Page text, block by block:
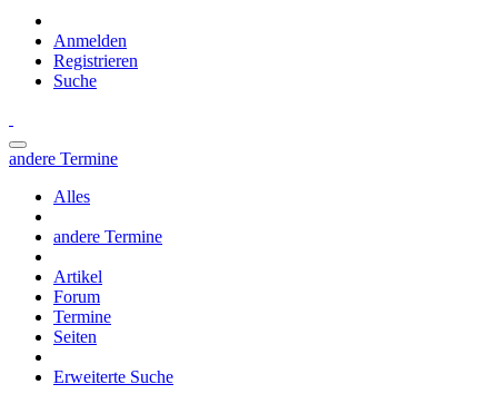
Anmelden
Registrieren
Suche
andere Termine
Alles
andere Termine
Artikel
Forum
Termine
Seiten
Erweiterte Suche